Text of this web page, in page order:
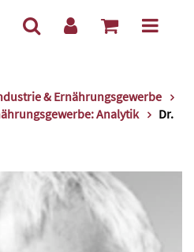
& Ernährungsgewerbe
Analytik
Dr.